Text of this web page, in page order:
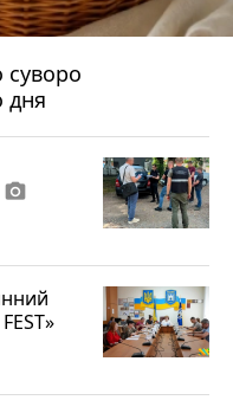
дня
photo_camera